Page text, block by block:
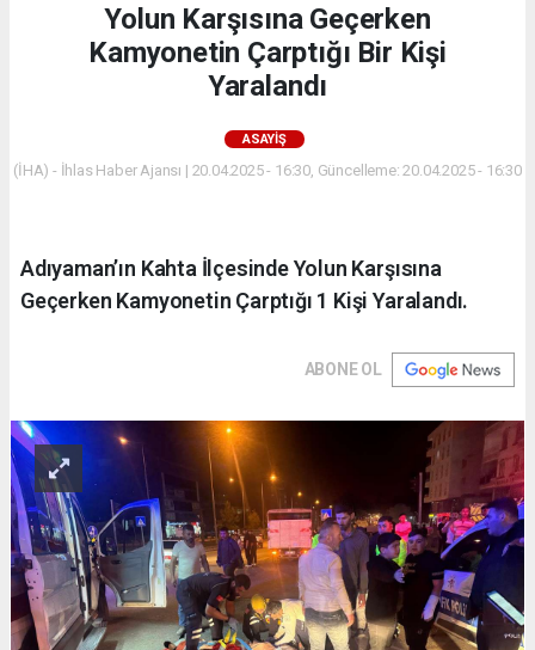
Yolun Karşısına Geçerken
Kamyonetin Çarptığı Bir Kişi
Yaralandı
ASAYIŞ
(İHA) - İhlas Haber Ajansı | 20.04.2025 - 16:30, Güncelleme: 20.04.2025 - 16:30
Adıyaman’ın Kahta İlçesinde Yolun Karşısına
Geçerken Kamyonetin Çarptığı 1 Kişi Yaralandı.
ABONE OL